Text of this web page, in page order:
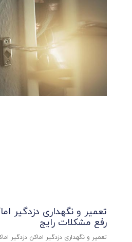
تعمیر و نگهداری دزدگیر
رفع مشکلات رایج
تعمیر و نگهداری دزدگیر اماکن دزدگیر